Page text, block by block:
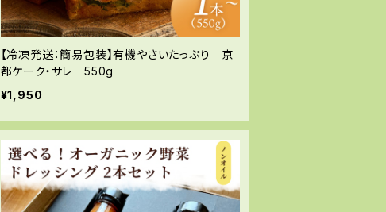
【冷凍発送：簡易包装】有機やさいたっぷり 京
都ケーク・サレ 550g
¥1,950